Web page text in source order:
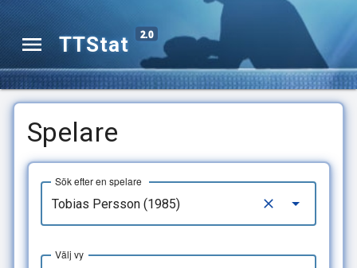
TTStat 2.0
Spelare
Sök efter en spelare
Välj vy